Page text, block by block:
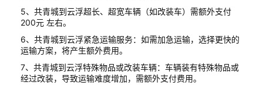
5、共青城到云浮超长、超宽车辆（如改装车）需额外支付
200元 左右。
6、共青城到云浮紧急运输服务：如需加急运输，选择更快的
运输方案，将产生额外费用。
7、共青城到云浮特殊物品或改装车辆：车辆装有特殊物品或
经过改装，导致运输难度增加，需额外支付费用。